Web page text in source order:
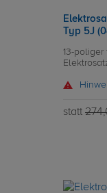
Typ 5J
13-
statt